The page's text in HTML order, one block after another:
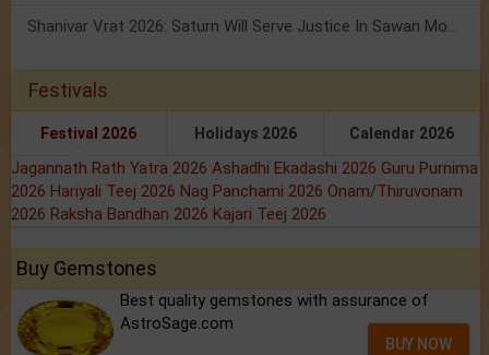
Shanivar Vrat 2026: Saturn Will Serve Justice In Sawan Month!
Festivals
Festival 2026 Holidays 2026 Calendar 2026
Jagannath Rath Yatra 2026 Ashadhi Ekadashi 2026 Guru Purnima
2026 Hariyali Teej 2026 Nag Panchami 2026 Onam/Thiruvonam
2026 Raksha Bandhan 2026 Kajari Teej 2026
Buy Gemstones
Best quality gemstones with assurance of
AstroSage.com
BUY NOW